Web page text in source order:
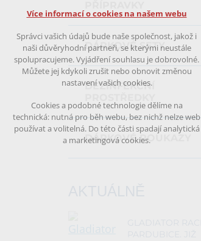
DÁRKOVÉ SETY
DEZINFEKČNÍ
DÁRKOVÉ POUKAZY
Více informací o cookies na našem webu
Správci vašich údajů bude naše společnost, jakož i
naši důvěryhodní partneři, se kterými neustále
spolupracujeme. Vyjádření souhlasu je dobrovolné.
Můžete jej kdykoli zrušit nebo obnovit změnou
nastavení vašich cookies.
Cookies a podobné technologie dělíme na
technická: nutná pro běh webu, bez nichž nelze web
používat a volitelná. Do této části spadají analytická
a marketingová cookies.